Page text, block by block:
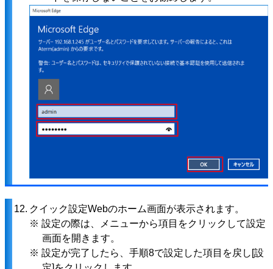
12. クイック設定Webのホーム画面が表示されます。
※ 設定の際は、メニューから項目をクリックして設定
画面を開きます。
※ 設定が完了したら、手順8で設定した項目を戻し[設